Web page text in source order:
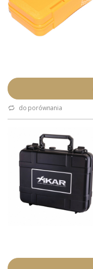
do porównania